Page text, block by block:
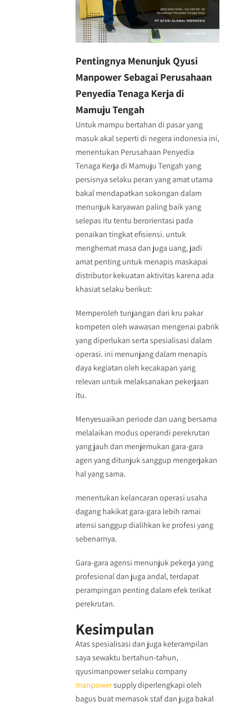
Pentingnya Menunjuk Qyusi
Manpower Sebagai Perusahaan
Penyedia Tenaga Kerja di
Mamuju Tengah
Untuk mampu bertahan di pasar yang
masuk akal seperti di negera indonesia ini,
menentukan Perusahaan Penyedia
Tenaga Kerja di Mamuju Tengah yang
persisnya selaku peran yang amat utama
bakal mendapatkan sokongan dalam
menunjuk karyawan paling baik yang
selepas itu tentu berorientasi pada
penaikan tingkat efisiensi. untuk
menghemat masa dan juga uang, jadi
amat penting untuk menapis maskapai
distributor kekuatan aktivitas karena ada
khasiat selaku berikut:
Memperoleh tunjangan dari kru pakar
kompeten oleh wawasan mengenai pabrik
yang diperlukan serta spesialisasi dalam
operasi. ini menunjang dalam menapis
daya kegiatan oleh kecakapan yang
relevan untuk melaksanakan pekerjaan
itu.
Menyesuaikan periode dan uang bersama
melalaikan modus operandi perekrutan
yang jauh dan menjemukan gara-gara
agen yang ditunjuk sanggup mengerjakan
hal yang sama.
menentukan kelancaran operasi usaha
dagang hakikat gara-gara lebih ramai
atensi sanggup dialihkan ke profesi yang
sebenarnya.
Gara-gara agensi menunjuk pekerja yang
profesional dan juga andal, terdapat
perampingan penting dalam efek terikat
perekrutan.
Kesimpulan
Atas spesialisasi dan juga keterampilan
saya sewaktu bertahun-tahun,
qyusimanpower selaku company
manpowersupply diperlengkapi oleh
bagus buat memasok staf dan juga bakal